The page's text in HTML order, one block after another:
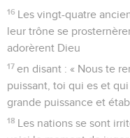
16 Les vingt-quatre
leur trône se
adorèrent Dieu
17 en disant : « Nous te
puissant, toi qui es et
grande puissance et
18 Les nations se sont